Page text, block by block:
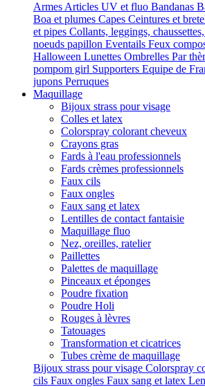
Armes Articles UV et fluo Bandanas
Boa et plumes Capes Ceintures et
et pipes Collants, leggings,
noeuds papillon Eventails Feux
Halloween Lunettes Ombrelles Par
pompom girl Supporters Equipe de
jupons Perruques
Maquillage
Bijoux strass pour visage
Colles et latex
Colorspray colorant cheveux
Crayons gras
Fards à l'eau professionnels
Fards crèmes professionnels
Faux cils
Faux ongles
Faux sang et latex
Lentilles de contact fantaisie
Maquillage fluo
Nez, oreilles, ratelier
Paillettes
Palettes de maquillage
Pinceaux et éponges
Poudre fixation
Poudre Holi
Rouges à lèvres
Tatouages
Transformation et cicatrices
Tubes crème de maquillage
Bijoux strass pour visage Colorspray
cils Faux ongles Faux sang et latex